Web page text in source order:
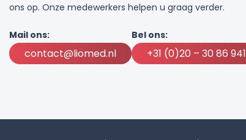
ons op. Onze medewerkers helpen u graag verder.
Mail ons:
contact@liomed.nl
Bel ons:
+31 (0)20 – 30 86 941